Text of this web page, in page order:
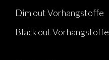
Dim out Vorhangstoffe
Black out Vorhangstoffe